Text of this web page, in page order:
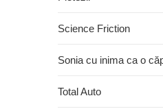
Science Friction
Sonia cu inima ca o
Total Auto